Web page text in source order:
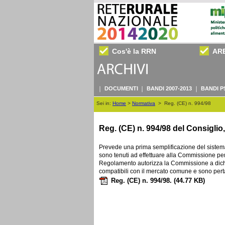
Cos'è la RRN
DOCUMENTI BANDI 2007-2013 BANDI
Sei in: Home > Normativa > Reg. (CE) n. 994/98
Reg. (CE) n. 994/98 del
Prevede una prima semplificazione del
sono tenuti ad effettuare alla Commissione
Regolamento autorizza la Commissione a
compatibili con il mercato comune e sono
Reg. (CE) n. 994/98. (44.77 KB)